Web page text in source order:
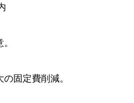
固定費削減。